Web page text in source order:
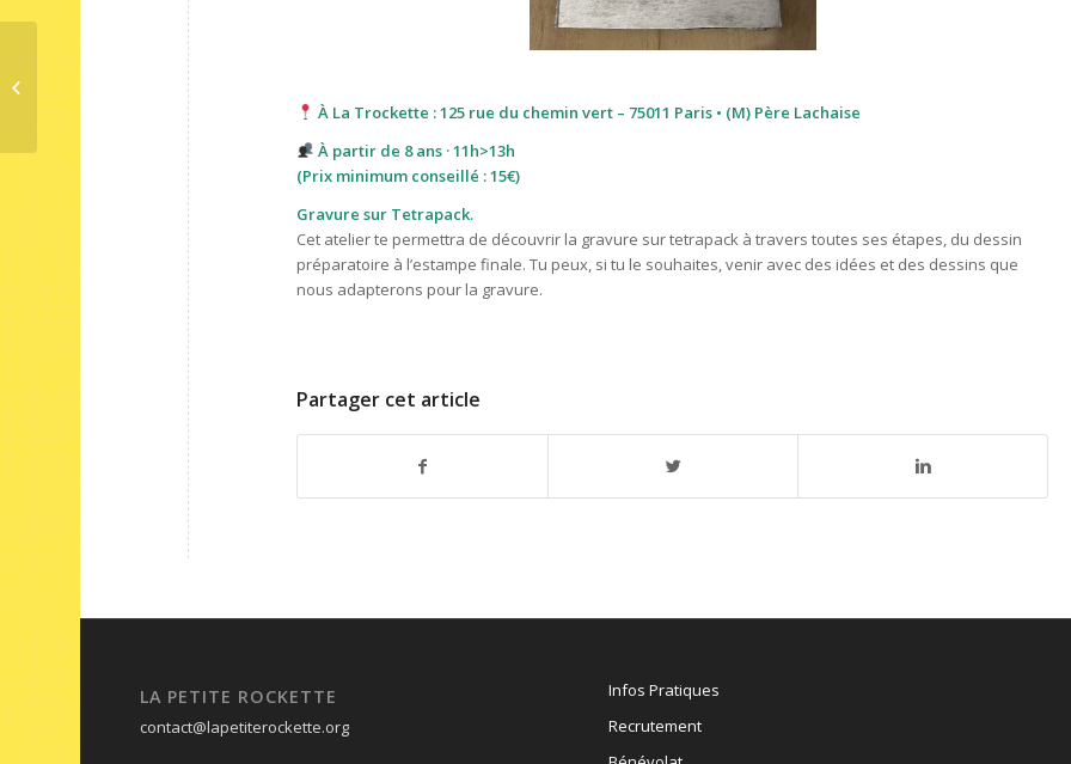
À La Trockette : 125 rue du chemin vert – 75011 Paris • (M) Père Lachaise
À partir de 8 ans · 11h>13h
(Prix minimum conseillé : 15€)
Gravure sur Tetrapack.
Cet atelier te permettra de découvrir la gravure sur tetrapack à travers toutes ses étapes, du dessin
préparatoire à l’estampe finale. Tu peux, si tu le souhaites, venir avec des idées et des dessins que
nous adapterons pour la gravure.
Partager cet article
LA PETITE ROCKETTE
contact@lapetiterockette.org
Infos Pratiques
Recrutement
Atelier de fabrication de carnets